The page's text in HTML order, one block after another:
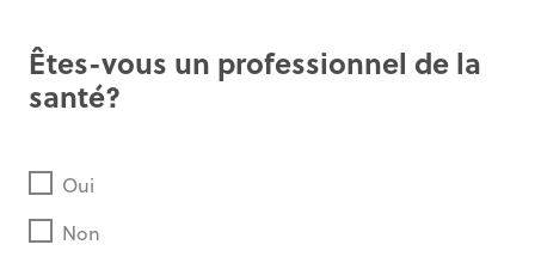
Êtes-vous un professionnel de la
santé?
Oui
Non